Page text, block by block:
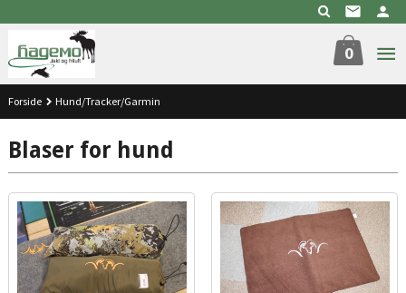
til
innholdet
0
Forside Hund/Tracker/Garmin
Blaser for hund